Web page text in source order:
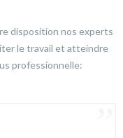
disposition nos experts
le travail et atteindre
professionnelle: